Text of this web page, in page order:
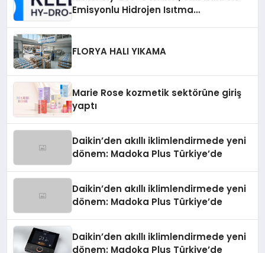
Emisyonlu Hidrojen Isıtma
FLORYA HALI YIKAMA
Marie Rose kozmetik sektörüne giriş
yaptı
Daikin’den akıllı iklimlendirmede yeni
dönem: Madoka Plus Türkiye’de
Daikin’den akıllı iklimlendirmede yeni
dönem: Madoka Plus Türkiye’de
Daikin’den akıllı iklimlendirmede yeni
dönem: Madoka Plus Türkiye’de